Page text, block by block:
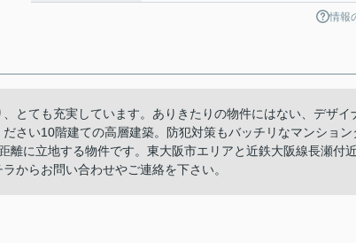
情報
とても充実しています。ありきたりの物件にはない、デザイ
さい10階建ての高層建築。防犯対策もバッチリなマンション
離に立地する物件です。東大阪市エリアと近鉄大阪線長瀬付
からお問い合わせやご連絡を下さい。